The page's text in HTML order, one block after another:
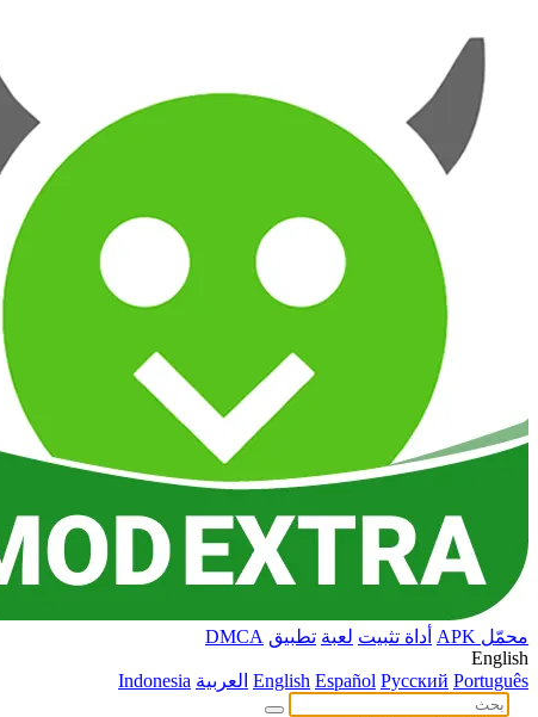
محمّل APK
أداة تثبيت لعبة تطبيق DMCA
English
English Español Pусский Português العربية Indonesia